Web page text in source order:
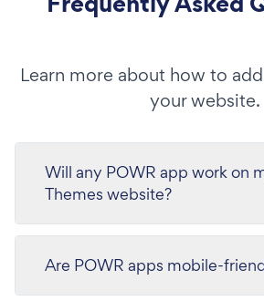
Learn more about how to
your website.
Will any POWR app work on
Themes website?
Are POWR apps mobile-